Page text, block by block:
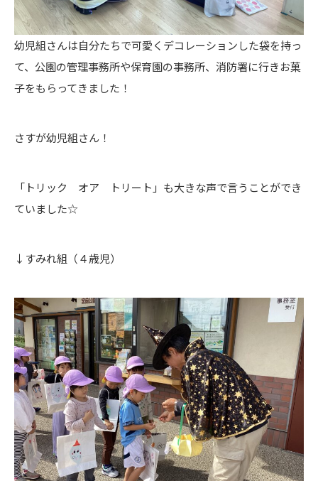
幼児組さんは自分たちで可愛くデコレーションした袋を持っ
て、公園の管理事務所や保育園の事務所、消防署に行きお菓
子をもらってきました！
さすが幼児組さん！
「トリック オア トリート」も大きな声で言うことができ
ていました☆
↓すみれ組（４歳児）